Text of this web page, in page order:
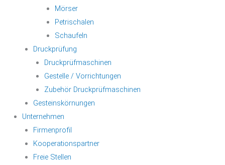
Mörser
Petrischalen
Schaufeln
Druckprüfung
Druckprüfmaschinen
Gestelle / Vorrichtungen
Zubehör Druckprüfmaschinen
Gesteinskörnungen
Unternehmen
Firmenprofil
Kooperationspartner
Freie Stellen